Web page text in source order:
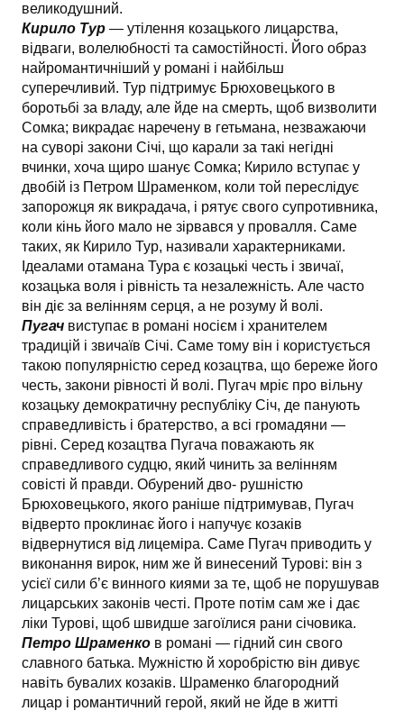
великодушний.
Кирило Тур — утілення козацького лицарства,
відваги, волелюбності та самостійності. Його образ
найромантичніший у романі і найбільш
суперечливий. Тур підтримує Брюховецького в
боротьбі за владу, але йде на смерть, щоб визволити
Сомка; викрадає наречену в гетьмана, незважаючи
на суворі закони Січі, що карали за такі негідні
вчинки, хоча щиро шанує Сомка; Кирило вступає у
двобій із Петром Шраменком, коли той переслідує
запорожця як викрадача, і рятує свого супротивника,
коли кінь його мало не зірвався у провалля. Саме
таких, як Кирило Тур, називали характерниками.
Ідеалами отамана Тура є козацькі честь і звичаї,
козацька воля і рівність та незалежність. Але часто
він діє за велінням серця, а не розуму й волі.
Пугач виступає в романі носієм і хранителем
традицій і звичаїв Січі. Саме тому він і користується
такою популярністю серед козацтва, що береже його
честь, закони рівності й волі. Пугач мріє про вільну
козацьку демократичну республіку Січ, де панують
справедливість і братерство, а всі громадяни —
рівні. Серед козацтва Пугача по­важають як
справедливого судцю, який чинить за велінням
совісті й правди. Обурений дво- рушністю
Брюховецького, якого раніше підтримував, Пугач
відверто проклинає його і на­пучує козаків
відвернутися від лицеміра. Саме Пугач приводить у
виконання вирок, ним же й винесений Турові: він з
усієї сили б’є винного киями за те, щоб не порушував
лицарських законів честі. Проте потім сам же і дає
ліки Турові, щоб швидше загоїлися рани січовика.
Петро Шраменко в романі — гідний син свого
славного батька. Мужністю й хоробрістю він дивує
навіть бувалих козаків. Шраменко благородний
лицар і романтичний герой, який не йде в житті